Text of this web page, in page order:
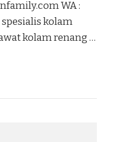
WA :
kolam
kolam renang …